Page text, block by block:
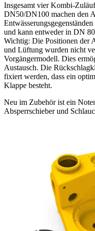
Insgesamt vier Kombi-
DN50/DN100 machen den
und kann entweder in DN
Wichtig: Die Positionen der
und Lüftung wurden nicht
Vorgängermodell. Dies
Austausch. Die
fixiert werden, dass ein
Klappe besteht.
Neu im Zubehör ist ein
Absperrschieber und